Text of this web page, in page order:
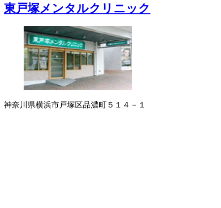
東戸塚メンタルクリニック
神奈川県横浜市戸塚区品濃町５１４－１